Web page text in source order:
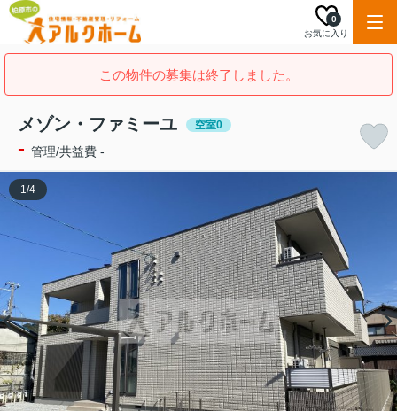
お気に入り
0
この物件の募集は終了しました。
メゾン・ファミーユ 空室0
- 管理/共益費 -
1/4